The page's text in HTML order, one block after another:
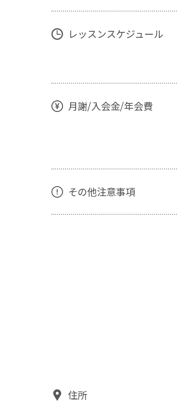
レッスンスケジュール
月謝/入会金/年会費
その他注意事項
住所